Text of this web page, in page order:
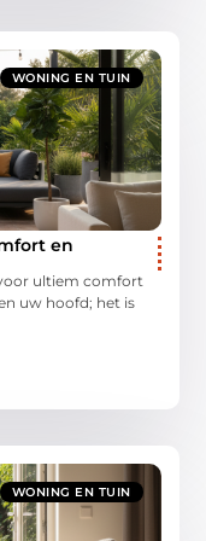
WONING EN TUIN
en
ultiem comfort
uw hoofd; het is
WONING EN TUIN